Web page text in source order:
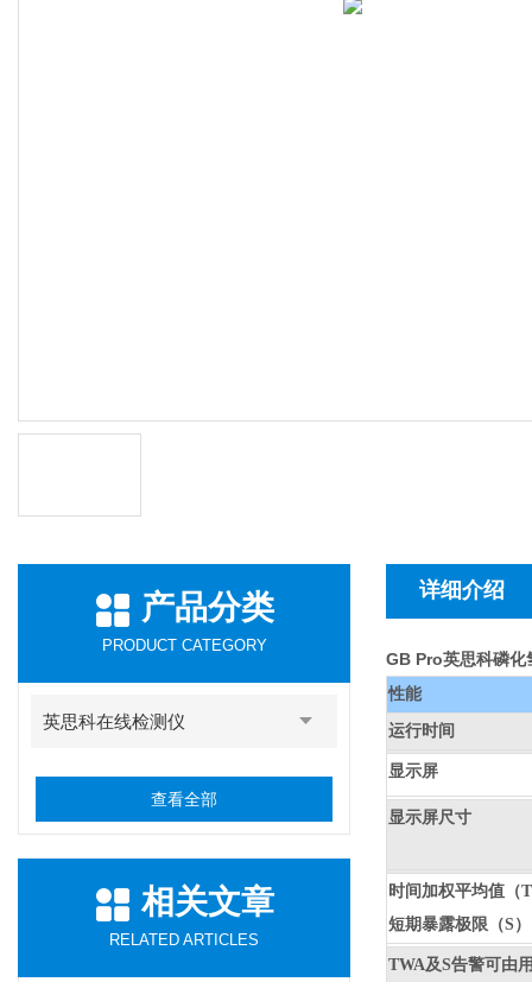
产品分类
PRODUCT CATEGORY
英思科在线检测仪
查看全部
相关文章
RELATED ARTICLES
详细介绍
GB Pro英思科磷化
性能
运行时间
显示屏
显示屏尺寸
时间加权平均值（
短期暴露极限（S）
TWA及S告警可由